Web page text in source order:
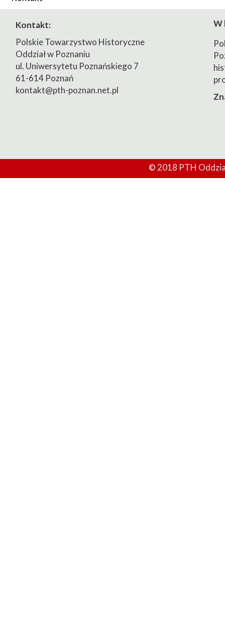
2023/2024
2024/2025
Kontakt:
Polskie Towarzystwo Historyczne
Oddział w Poznaniu
ul. Uniwersytetu Poznańskiego 7
61-614 Poznań
kontakt@pth-poznan.net.pl
W
© 2018 PTH